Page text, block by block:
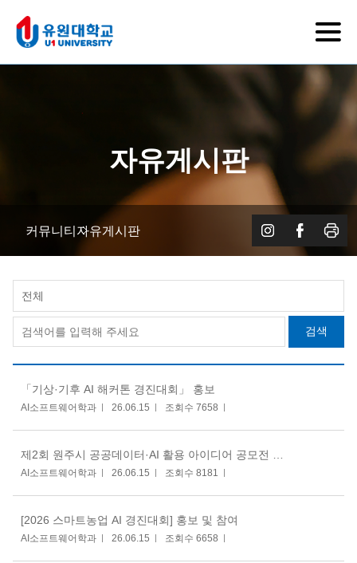
자유게시판
커뮤니티 자유게시판
전체
검색
「기상·기후 AI 해커톤 경진대회」 홍보
AI소프트웨어학과 26.06.15 조회수 7658
AI소프트웨어학과 26.06.15 조회수 8181
[2026 스마트농업 AI 경진대회] 홍보 및 참여
AI소프트웨어학과 26.06.15 조회수 6658